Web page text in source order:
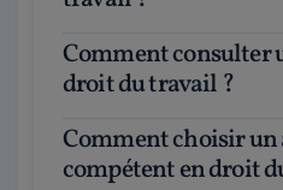
Comment consulter un avocat en
droit du travail ?
Comment choisir un avocat
compétent en droit